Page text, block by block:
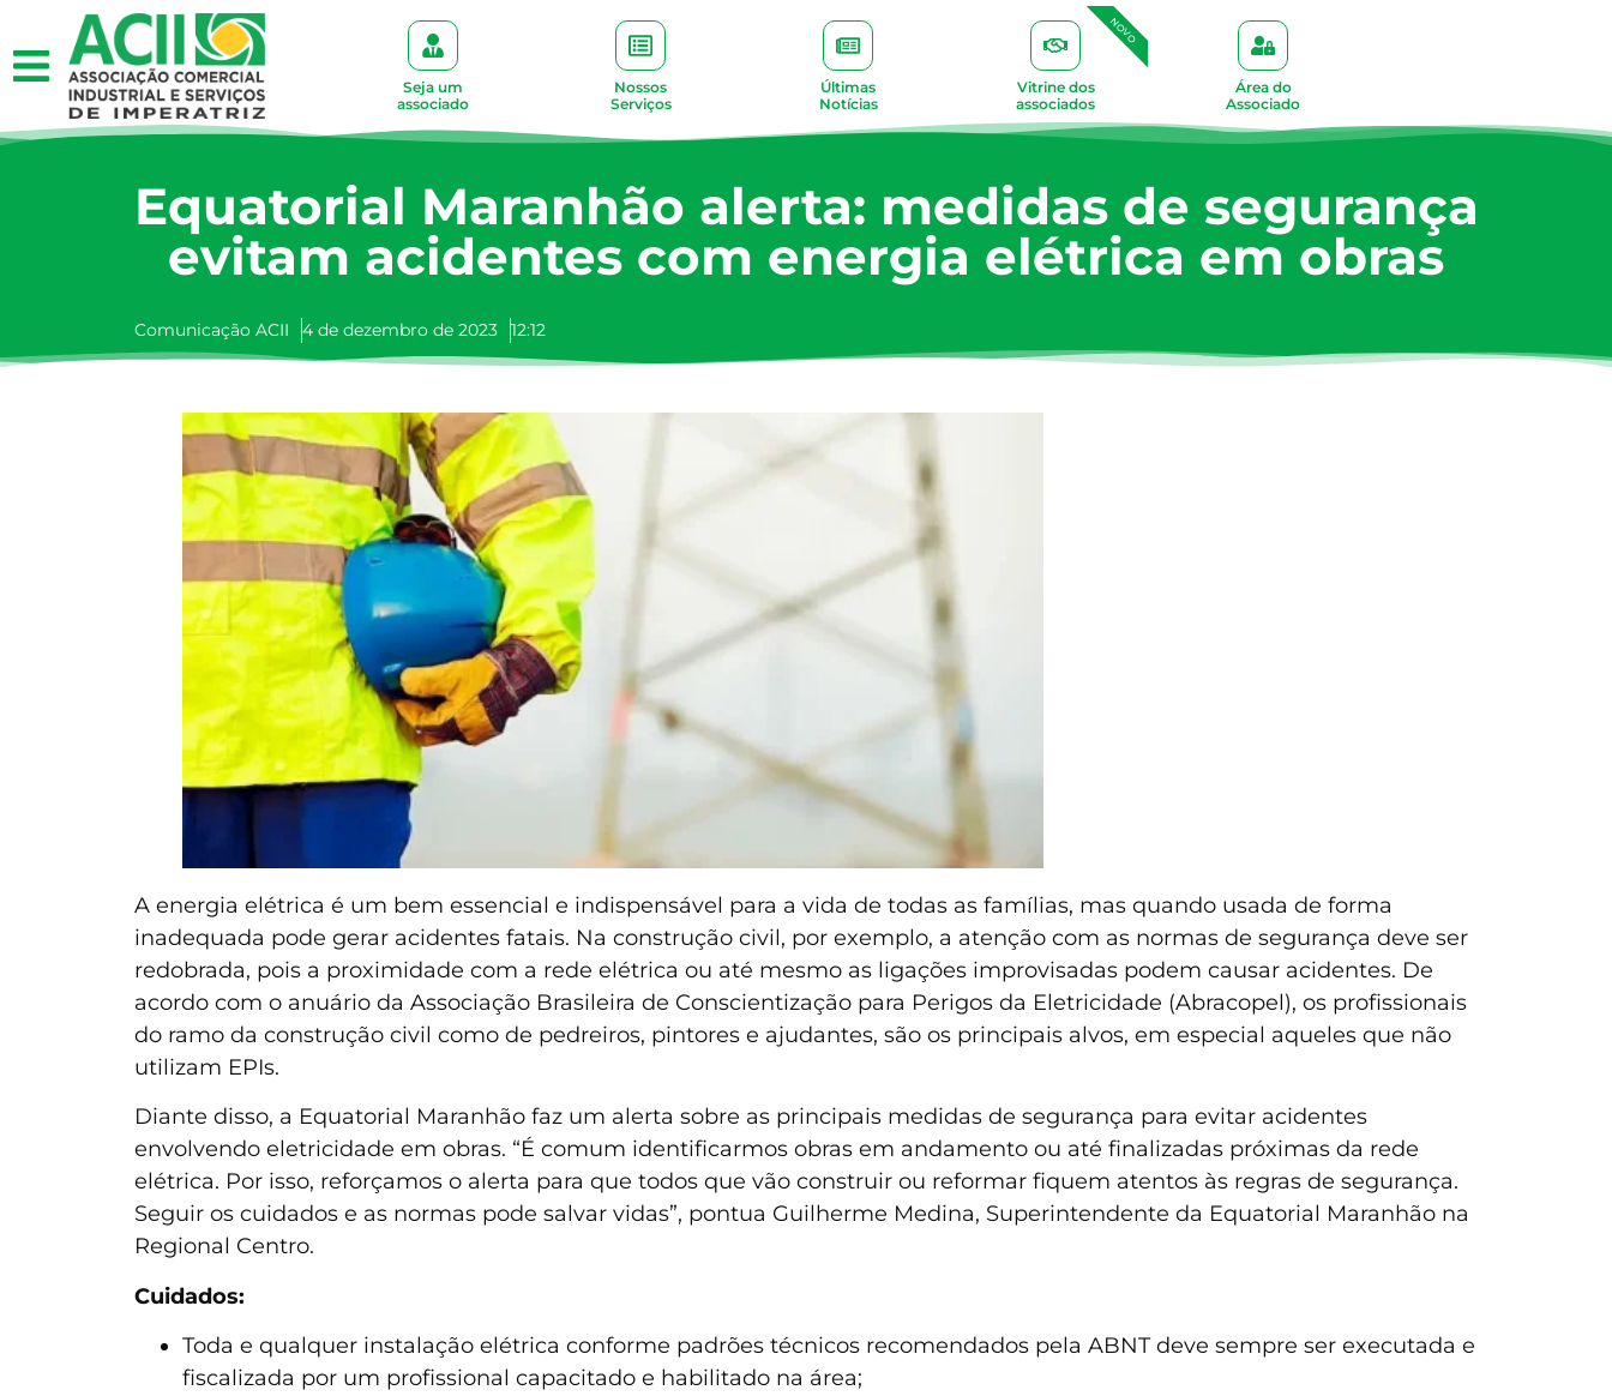
Seja um
associado
Nossos
Serviços
Últimas
Notícias
Vitrine dos
associados
NOVO
Área do
Associado
Equatorial Maranhão alerta: medidas de segurança
evitam acidentes com energia elétrica em obras
Comunicação ACII 4 de dezembro de 2023 12:12
A energia elétrica é um bem essencial e indispensável para a vida de todas as famílias, mas quando usada de forma
inadequada pode gerar acidentes fatais. Na construção civil, por exemplo, a atenção com as normas de segurança deve ser
redobrada, pois a proximidade com a rede elétrica ou até mesmo as ligações improvisadas podem causar acidentes. De
acordo com o anuário da Associação Brasileira de Conscientização para Perigos da Eletricidade (Abracopel), os profissionais
do ramo da construção civil como de pedreiros, pintores e ajudantes, são os principais alvos, em especial aqueles que não
utilizam EPIs.
Diante disso, a Equatorial Maranhão faz um alerta sobre as principais medidas de segurança para evitar acidentes
envolvendo eletricidade em obras. “É comum identificarmos obras em andamento ou até finalizadas próximas da rede
elétrica. Por isso, reforçamos o alerta para que todos que vão construir ou reformar fiquem atentos às regras de segurança.
Seguir os cuidados e as normas pode salvar vidas”, pontua Guilherme Medina, Superintendente da Equatorial Maranhão na
Regional Centro.
Cuidados:
Toda e qualquer instalação elétrica conforme padrões técnicos recomendados pela ABNT deve sempre ser executada e
fiscalizada por um profissional capacitado e habilitado na área;